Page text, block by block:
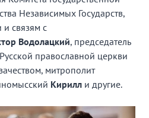
Независимых Государств,
и связям с
Водолацкий, председатель
православной церкви
митрополит
Кирилл и другие.